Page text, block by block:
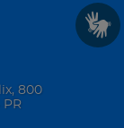
800
PR